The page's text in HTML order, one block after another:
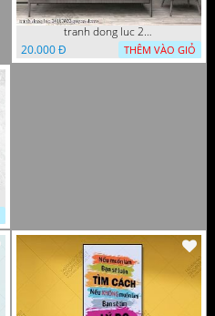
tranh dong luc 24112022 quyen
20.000 Đ
THÊM VÀO GIỎ